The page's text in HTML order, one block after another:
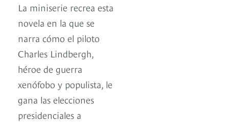
La miniserie recrea esta
novela en la que se
narra cómo el piloto
Charles Lindbergh,
héroe de guerra
xenófobo y populista, le
gana las elecciones
presidenciales a